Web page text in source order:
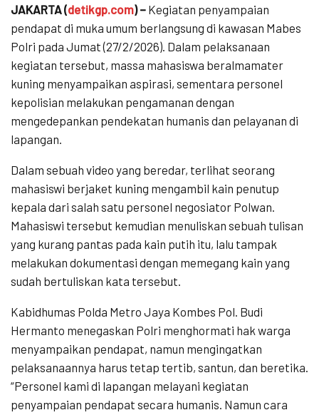
JAKARTA (detikgp.com) – Kegiatan penyampaian
pendapat di muka umum berlangsung di kawasan Mabes
Polri pada Jumat (27/2/2026). Dalam pelaksanaan
kegiatan tersebut, massa mahasiswa beralmamater
kuning menyampaikan aspirasi, sementara personel
kepolisian melakukan pengamanan dengan
mengedepankan pendekatan humanis dan pelayanan di
lapangan.
Dalam sebuah video yang beredar, terlihat seorang
mahasiswi berjaket kuning mengambil kain penutup
kepala dari salah satu personel negosiator Polwan.
Mahasiswi tersebut kemudian menuliskan sebuah tulisan
yang kurang pantas pada kain putih itu, lalu tampak
melakukan dokumentasi dengan memegang kain yang
sudah bertuliskan kata tersebut.
Kabidhumas Polda Metro Jaya Kombes Pol. Budi
Hermanto menegaskan Polri menghormati hak warga
menyampaikan pendapat, namun mengingatkan
pelaksanaannya harus tetap tertib, santun, dan beretika.
“Personel kami di lapangan melayani kegiatan
penyampaian pendapat secara humanis. Namun cara